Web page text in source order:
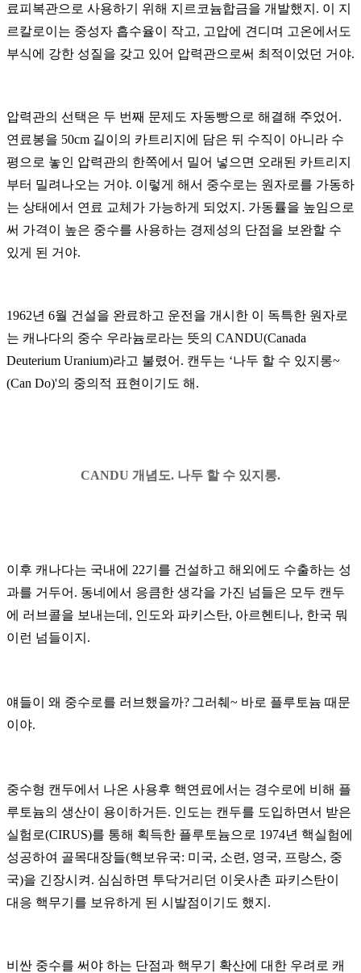
료피복관으로 사용하기 위해 지르코늄합금을 개발했지 . 이 지
르칼로이는 중성자 흡수율이 작고, 고압에 견디며 고온에서도
부식에 강한 성질을 갖고 있어 압력관으로써 최적이었던 거야.
압력관의 선택은 두 번째 문제도 자동빵으로 해결해 주었어 .
연료봉을 50cm 길이의 카트리지에 담은 뒤 수직이 아니라 수
평으로 놓인 압력관의 한쪽에서 밀어 넣으면 오래된 카트리지
부터 밀려나오는 거야. 이렇게 해서 중수로는 원자로를 가동하
는 상태에서 연료 교체가 가능하게 되었지 . 가동률을 높임으로
써 가격이 높은 중수를 사용하는 경제성의 단점을 보완할 수
있게 된 거야.
1962년 6월 건설을 완료하고 운전을 개시한 이 독특한 원자로
는 캐나다의 중수 우라늄로라는 뜻의 CANDU(Canada
Deuterium Uranium)라고 불렸어 . 캔두는 ‘나두 할 수 있지롱~
(Can Do)'의 중의적 표현이기도 해 .
CANDU 개념도. 나두 할 수 있지롱.
이후 캐나다는 국내에 22기를 건설하고 해외에도 수출하는 성
과를 거두어 . 동네에서 응큼한 생각을 가진 넘들은 모두 캔두
에 러브콜을 보내는데 , 인도와 파키스탄, 아르헨티나, 한국 뭐
이런 넘들이지 .
얘들이 왜 중수로를 러브했을까? 그러췌 ~ 바로 플루토늄 때문
이야.
중수형 캔두에서 나온 사용후 핵연료에서는 경수로에 비해 플
루토늄의 생산이 용이하거든. 인도는 캔두를 도입하면서 받은
실험로(CIRUS)를 통해 획득한 플루토늄으로 1974년 핵실험에
성공하여 골목대장들(핵보유국: 미국, 소련 , 영국, 프랑스, 중
국)을 긴장시켜 . 심심하면 투닥거리던 이웃사촌 파키스탄이
대응 핵무기를 보유하게 된 시발점이기도 했지 .
비싼 중수를 써야 하는 단점과 핵무기 확산에 대한 우려로 캐